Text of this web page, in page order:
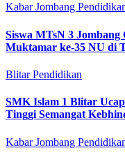
Kabar Jombang
Siswa MTsN 3 Jombang
Muktamar ke-35 NU di
BlitarPendidikan
SMK Islam 1 Blitar
Tinggi Semangat
Kabar Jombang